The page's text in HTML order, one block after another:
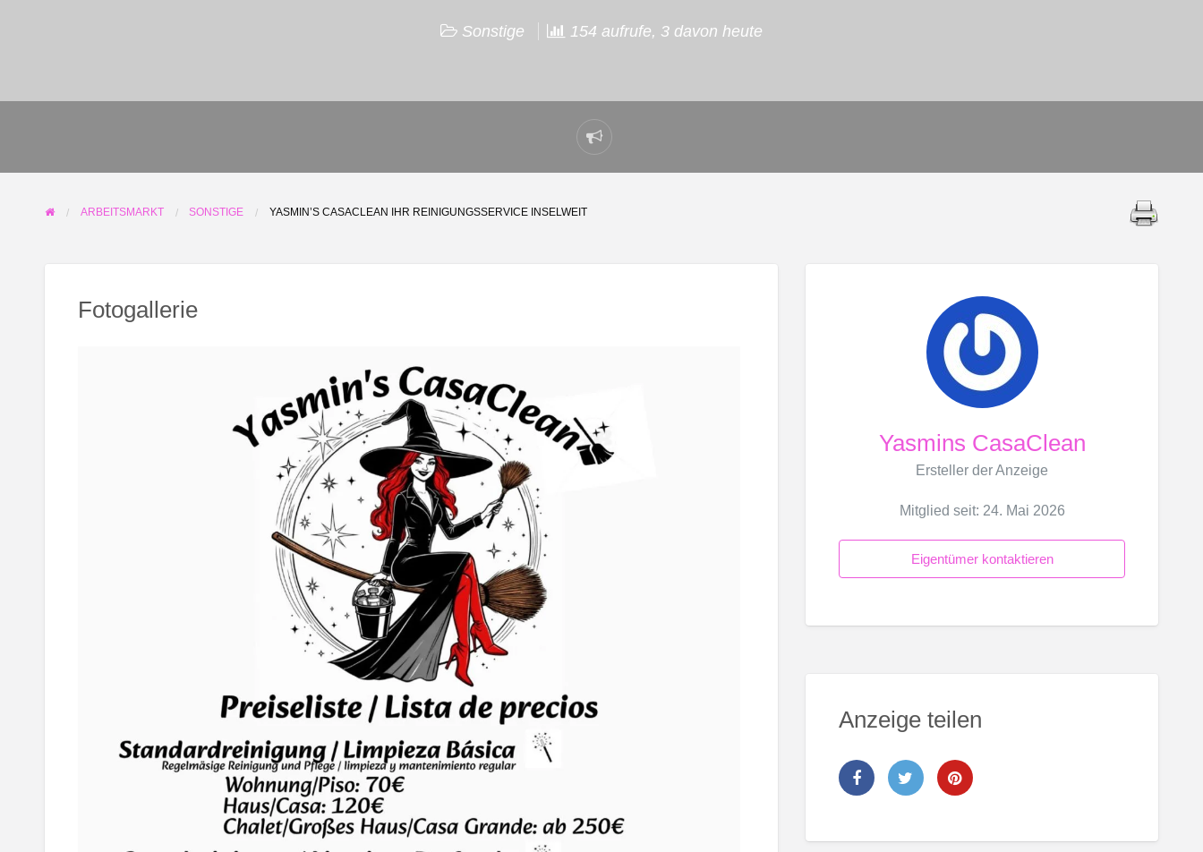
PL
Sonstige 154 aufrufe, 3 davon heute
Problem
melden
ARBEITSMARKT SONSTIGE YASMIN’S CASACLEAN IHR REINIGUNGSSERVICE INSELWEIT
Fotogallerie
Yasmins CasaClean
Ersteller der Anzeige
Mitglied seit: 24. Mai 2026
Eigentümer kontaktieren
Anzeige teilen